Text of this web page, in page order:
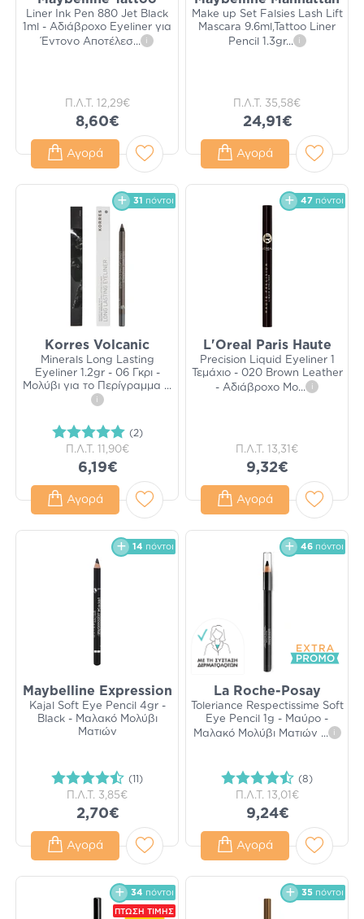
Liner Ink Pen 880 Jet Black
1ml - Αδιάβροχο Eyeliner για
Έντονο Αποτέλεσ... i
Π.Λ.Τ. 12,29€
8,60€
Αγορά
Make up Set Falsies Lash Lift
Mascara 9.6ml,Tattoo Liner
Pencil 1.3gr... i
Π.Λ.Τ. 35,58€
24,91€
Αγορά
31 πόντοι
Korres Volcanic
Minerals Long Lasting
Eyeliner 1.2gr - 06 Γκρι -
Μολύβι για το Περίγραμμα ...
i
(2)
Π.Λ.Τ. 11,90€
6,19€
Αγορά
47 πόντοι
L'Oreal Paris Haute
Precision Liquid Eyeliner 1
Τεμάχιο - 020 Brown Leather
- Αδιάβροχο Μο... i
Π.Λ.Τ. 13,31€
9,32€
Αγορά
14 πόντοι
Maybelline Expression
Kajal Soft Eye Pencil 4gr -
Black - Μαλακό Μολύβι
Ματιών
(11)
Π.Λ.Τ. 3,85€
2,70€
Αγορά
46 πόντοι
La Roche-Posay
Toleriance Respectissime Soft
Eye Pencil 1g - Μαύρο -
Μαλακό Μολύβι Ματιών ... i
(8)
Π.Λ.Τ. 13,01€
9,24€
Αγορά
34 πόντοι
ΠΤΩΣΗ ΤΙΜΗΣ
35 πόντοι